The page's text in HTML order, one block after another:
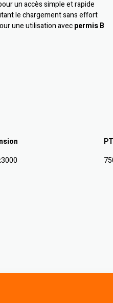
un accès simple et rapide
le chargement sans effort
une utilisation avecpermis B